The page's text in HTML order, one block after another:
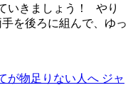
いきましょう！ やり
を後ろに組んで、ゆっ
が物足りない人へ ジャ